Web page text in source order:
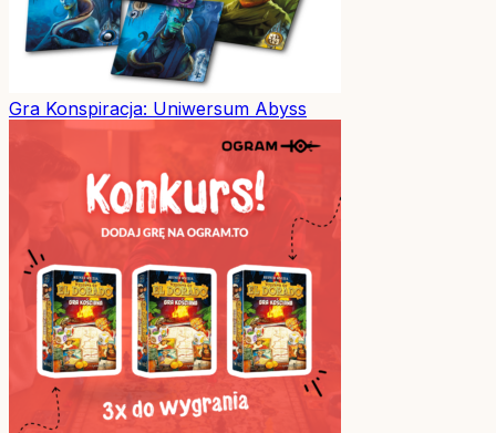
Gra Konspiracja: Uniwersum Abyss